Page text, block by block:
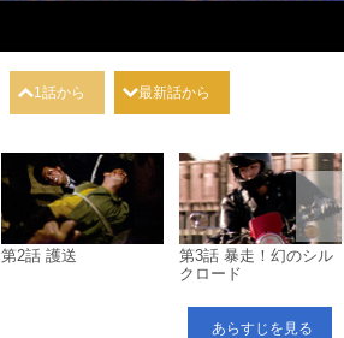
1話から 最新話から
第2話 護送
第3話 暴走！幻のシル
クロード
あらすじを見る